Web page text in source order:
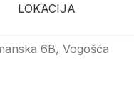
LOKACIJA
6B, Vogošća